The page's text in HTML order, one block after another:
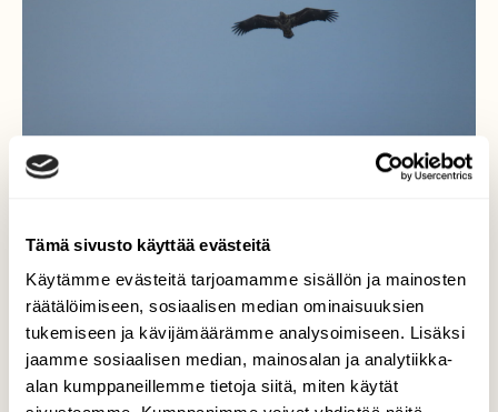
Tämä sivusto käyttää evästeitä
Käytämme evästeitä tarjoamamme sisällön ja mainosten
räätälöimiseen, sosiaalisen median ominaisuuksien
tukemiseen ja kävijämäärämme analysoimiseen. Lisäksi
jaamme sosiaalisen median, mainosalan ja analytiikka-
alan kumppaneillemme tietoja siitä, miten käytät
Liitävä Kotka
Keittiöni ikkunasta näi kaukana liitelevän